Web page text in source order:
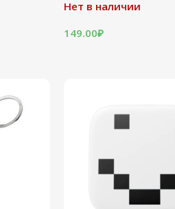
Нет в наличии
149.00₽